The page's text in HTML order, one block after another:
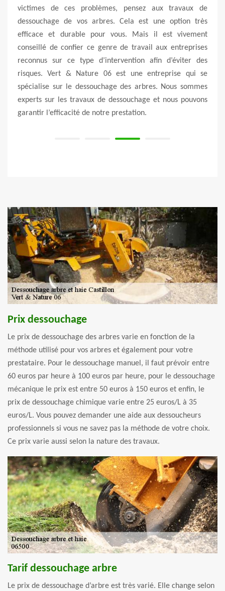
victimes de ces problèmes, pensez aux travaux de
dessouchage de vos arbres. Cela est une option très
efficace et durable pour vous. Mais il est vivement
conseillé de confier ce genre de travail aux entreprises
reconnus sur ce type d’intervention afin d’éviter des
risques. Vert & Nature 06 est une entreprise qui se
spécialise sur le dessouchage des arbres. Nous sommes
experts sur les travaux de dessouchage et nous pouvons
garantir l’efficacité de notre prestation.
Prix dessouchage
Le prix de dessouchage des arbres varie en fonction de la
méthode utilisé pour vos arbres et également pour votre
prestataire. Pour le dessouchage manuel, il faut prévoir entre
60 euros par heure à 100 euros par heure, pour le dessouchage
mécanique le prix est entre 50 euros à 150 euros et enfin, le
prix de dessouchage chimique varie entre 25 euros/L à 35
euros/L. Vous pouvez demander une aide aux dessoucheurs
professionnels si vous ne savez pas la méthode de votre choix.
Ce prix varie aussi selon la nature des travaux.
Tarif dessouchage arbre
Le prix de dessouchage d’arbre est très varié. Elle change selon